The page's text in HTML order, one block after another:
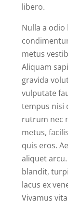
libero.
Nulla a
metus
Aliquam
gravida
vulputate
tempus nisi
rutrum nec
metus,
quis eros.
aliquet
blandit,
lacus ex
Vivamus